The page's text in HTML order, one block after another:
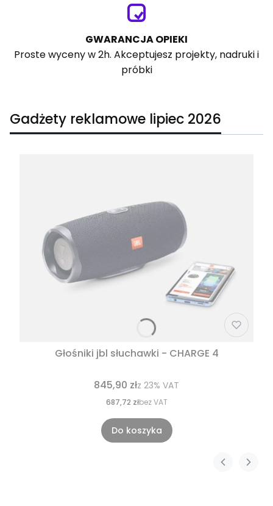
GWARANCJA OPIEKI
Proste wyceny w 2h. Akceptujesz projekty, nadruki i
próbki
Gadżety reklamowe lipiec 2026
Głośniki jbl słuchawki - CHARGE 4
845,90 złz 23% VAT
687,72 złbez VAT
Do koszyka